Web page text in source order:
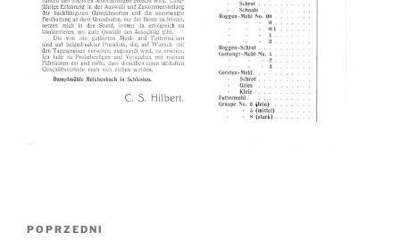
Nawigacja
Poprzedni
POPRZEDNI